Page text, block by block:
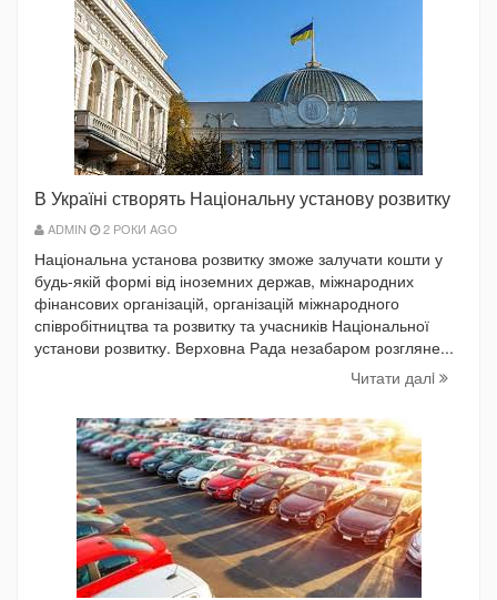
В Україні створять Національну установу розвитку
ADMIN 2 РОКИ AGO
Національна установа розвитку зможе залучати кошти у
будь-якій формі від іноземних держав, міжнародних
фінансових організацій, організацій міжнародного
співробітництва та розвитку та учасників Національної
установи розвитку. Верховна Рада незабаром розгляне...
Читати далi